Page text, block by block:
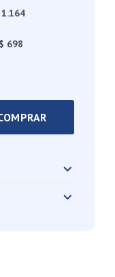
$ 698